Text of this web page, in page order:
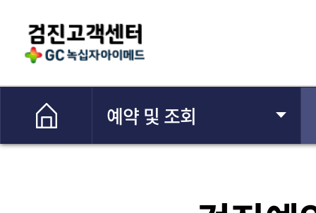
예약 및 조회